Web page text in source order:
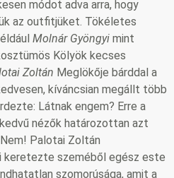
módot adva arra, hogy
az outfitjüket. Tökéletes
Molnár Gyöngyi mint
Kölyök kecses
Zoltán Meglökője bárddal a
kíváncsian megállt több
Látnak engem? Erre a
nézők határozottan azt
Palotai Zoltán
szeméből egész este
szomorúsága, amit a